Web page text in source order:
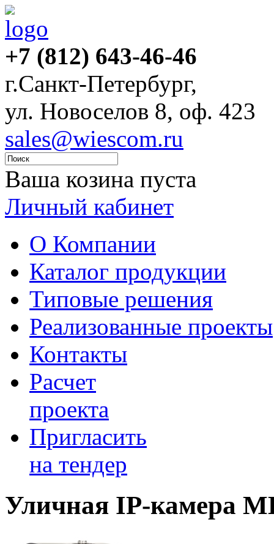
+7 (812) 643-46-46
г.Санкт-Петербург,
ул. Новоселов 8, оф. 423
sales@wiescom.ru
Ваша козина пуста
Личный кабинет
О Компании
Каталог продукции
Типовые решения
Реализованные проекты
Контакты
Расчет
проекта
Пригласить
на тендер
Уличная IP-камера